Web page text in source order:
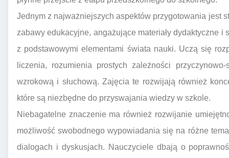
Jednym z najważniejszych aspektów przygotowania jest
zabawy edukacyjne, angażujące materiały dydaktyczne
z podstawowymi elementami świata nauki. Uczą się
liczenia, rozumienia prostych zależności
wzrokową i słuchową. Zajęcia te rozwijają również
które są niezbędne do przyswajania wiedzy w szkole.
Niebagatelne znaczenie ma również rozwijanie
możliwość swobodnego wypowiadania się na różne
dialogach i dyskusjach. Nauczyciele dbają o